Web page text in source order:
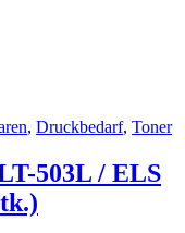
, Druckbedarf, Toner
503L / ELS